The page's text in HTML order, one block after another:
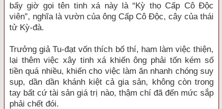
bấy giờ gọi tên tinh xá này là “Kỳ thọ Cấp Cô Độc
viên”, nghĩa là vườn của ông Cấp Cô Độc, cây của thái
tử Kỳ-đà.
Trưởng giả Tu-đạt vốn thích bố thí, ham làm việc thiện,
lại thêm việc xây tinh xá khiến ông phải tốn kém số
tiền quá nhiều, khiến cho việc làm ăn nhanh chóng suy
sụp, dần dần khánh kiệt cả gia sản, không còn trong
tay bất cứ tài sản giá trị nào, thậm chí đã đến mức sắp
phải chết đói.